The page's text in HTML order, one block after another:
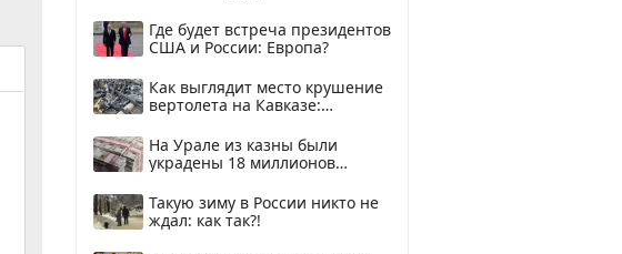
Где будет встреча президентов
США и России: Европа?
Как выглядит место крушение
вертолета на Кавказе:
На Урале из казны были
украдены 18 миллионов
Такую зиму в России никто не
ждал: как так?!